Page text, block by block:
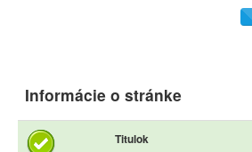
Informácie o stránke
Titulok